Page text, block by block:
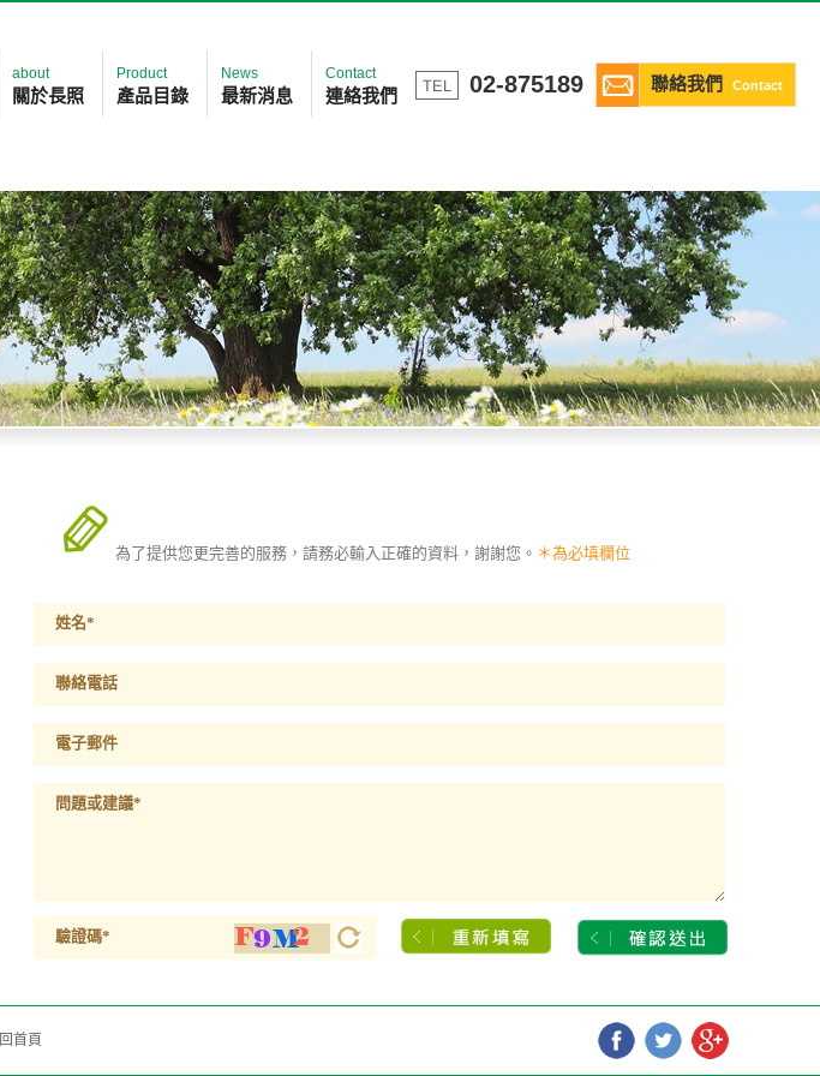
about
關於長照
Product
產品目錄
News
最新消息
Contact
連絡我們 02-875189 聯絡我們 Contact
為了提供您更完善的服務，請務必輸入正確的資料，謝謝您。 ＊為必填欄位
姓名*
聯絡電話
電子郵件
問題或建議*
驗證碼*
回首頁